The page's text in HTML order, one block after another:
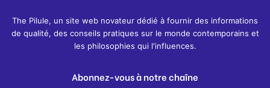
The Pilule, un site web novateur dédié à fournir des informations
de qualité, des conseils pratiques sur le monde contemporains et
les philosophies qui l'influences.
Abonnez-vous à notre chaîne